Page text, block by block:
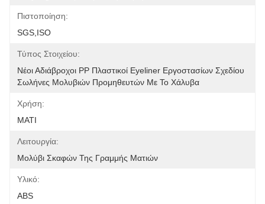
Πιστοποίηση:
SGS,ISO
Τύπος Στοιχείου:
Νέοι Αδιάβροχοι PP Πλαστικοί Eyeliner Εργοστασίων Σχεδίου
Σωλήνες Μολυβιών Προμηθευτών Με Το Χάλυβα
Χρήση:
ΜΑΤΙ
Λειτουργία:
Μολύβι Σκαφών Της Γραμμής Ματιών
Υλικό:
ABS